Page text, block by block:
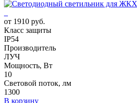
от 1910 руб.
Класс защиты
IP54
Производитель
ЛУЧ
Мощность, Вт
10
Световой поток, лм
1300
В корзину